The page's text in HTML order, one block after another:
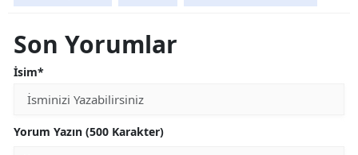
Son Yorumlar
İsim*
Yorum Yazın (500 Karakter)